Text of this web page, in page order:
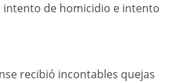
de homicidio e intento
recibió incontables quejas